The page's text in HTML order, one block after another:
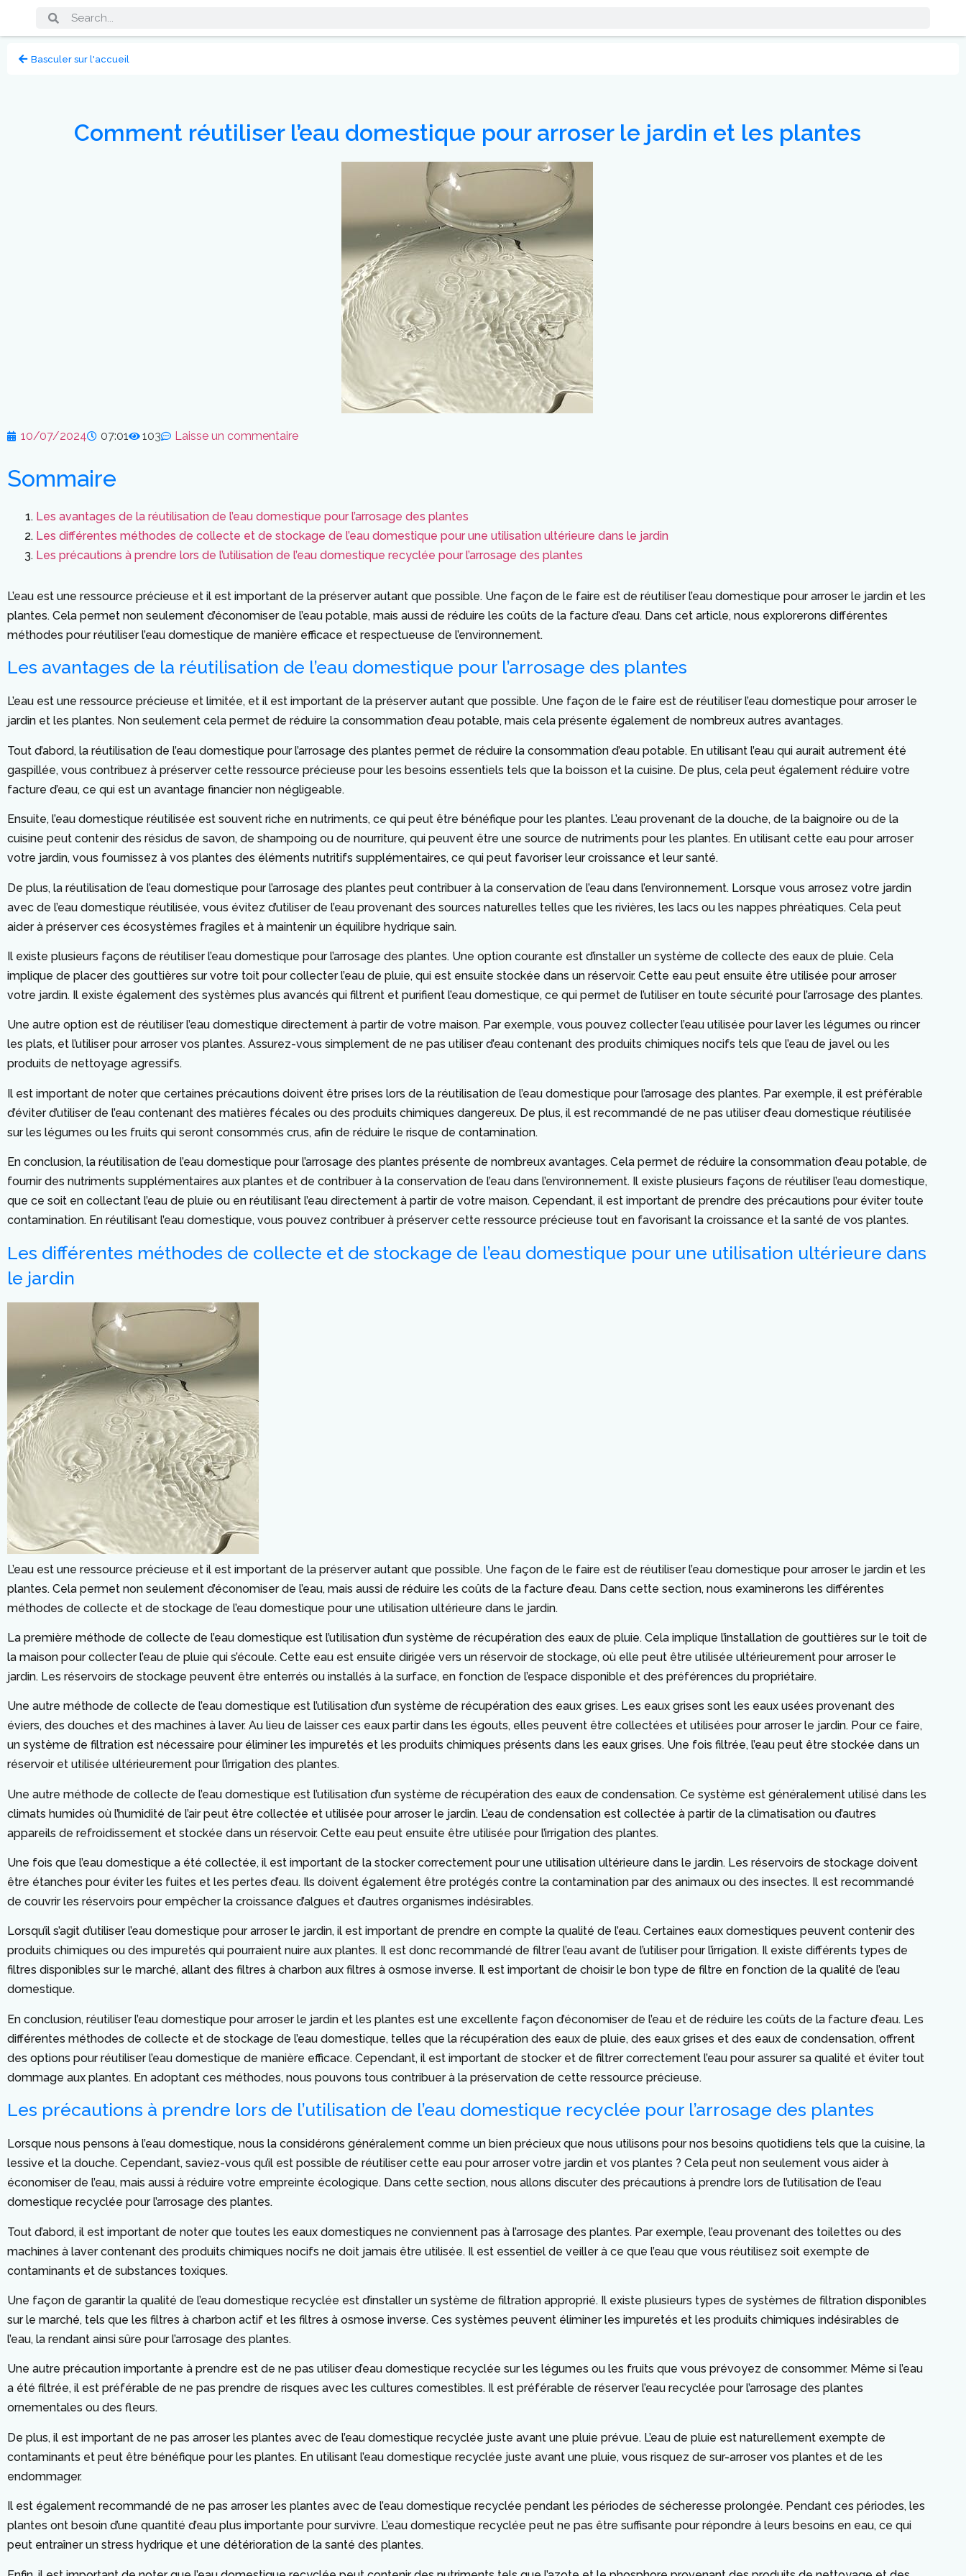
Basculer sur l'accueil
Comment réutiliser l’eau domestique pour arroser le jardin et les plantes
10/07/2024 07:01 103 Laisse un commentaire
Sommaire
Les avantages de la réutilisation de l’eau domestique pour l’arrosage des plantes
Les différentes méthodes de collecte et de stockage de l’eau domestique pour une utilisation ultérieure dans le jardin
Les précautions à prendre lors de l’utilisation de l’eau domestique recyclée pour l’arrosage des plantes
L’eau est une ressource précieuse et il est important de la préserver autant que possible. Une façon de le faire est de réutiliser l’eau domestique pour arroser le jardin et les
plantes. Cela permet non seulement d’économiser de l’eau potable, mais aussi de réduire les coûts de la facture d’eau. Dans cet article, nous explorerons différentes
méthodes pour réutiliser l’eau domestique de manière efficace et respectueuse de l’environnement.
Les avantages de la réutilisation de l’eau domestique pour l’arrosage des plantes
L’eau est une ressource précieuse et limitée, et il est important de la préserver autant que possible. Une façon de le faire est de réutiliser l’eau domestique pour arroser le
jardin et les plantes. Non seulement cela permet de réduire la consommation d’eau potable, mais cela présente également de nombreux autres avantages.
Tout d’abord, la réutilisation de l’eau domestique pour l’arrosage des plantes permet de réduire la consommation d’eau potable. En utilisant l’eau qui aurait autrement été
gaspillée, vous contribuez à préserver cette ressource précieuse pour les besoins essentiels tels que la boisson et la cuisine. De plus, cela peut également réduire votre
facture d’eau, ce qui est un avantage financier non négligeable.
Ensuite, l’eau domestique réutilisée est souvent riche en nutriments, ce qui peut être bénéfique pour les plantes. L’eau provenant de la douche, de la baignoire ou de la
cuisine peut contenir des résidus de savon, de shampoing ou de nourriture, qui peuvent être une source de nutriments pour les plantes. En utilisant cette eau pour arroser
votre jardin, vous fournissez à vos plantes des éléments nutritifs supplémentaires, ce qui peut favoriser leur croissance et leur santé.
De plus, la réutilisation de l’eau domestique pour l’arrosage des plantes peut contribuer à la conservation de l’eau dans l’environnement. Lorsque vous arrosez votre jardin
avec de l’eau domestique réutilisée, vous évitez d’utiliser de l’eau provenant des sources naturelles telles que les rivières, les lacs ou les nappes phréatiques. Cela peut
aider à préserver ces écosystèmes fragiles et à maintenir un équilibre hydrique sain.
Il existe plusieurs façons de réutiliser l’eau domestique pour l’arrosage des plantes. Une option courante est d’installer un système de collecte des eaux de pluie. Cela
implique de placer des gouttières sur votre toit pour collecter l’eau de pluie, qui est ensuite stockée dans un réservoir. Cette eau peut ensuite être utilisée pour arroser
votre jardin. Il existe également des systèmes plus avancés qui filtrent et purifient l’eau domestique, ce qui permet de l’utiliser en toute sécurité pour l’arrosage des plantes.
Une autre option est de réutiliser l’eau domestique directement à partir de votre maison. Par exemple, vous pouvez collecter l’eau utilisée pour laver les légumes ou rincer
les plats, et l’utiliser pour arroser vos plantes. Assurez-vous simplement de ne pas utiliser d’eau contenant des produits chimiques nocifs tels que l’eau de javel ou les
produits de nettoyage agressifs.
Il est important de noter que certaines précautions doivent être prises lors de la réutilisation de l’eau domestique pour l’arrosage des plantes. Par exemple, il est préférable
d’éviter d’utiliser de l’eau contenant des matières fécales ou des produits chimiques dangereux. De plus, il est recommandé de ne pas utiliser d’eau domestique réutilisée
sur les légumes ou les fruits qui seront consommés crus, afin de réduire le risque de contamination.
En conclusion, la réutilisation de l’eau domestique pour l’arrosage des plantes présente de nombreux avantages. Cela permet de réduire la consommation d’eau potable, de
fournir des nutriments supplémentaires aux plantes et de contribuer à la conservation de l’eau dans l’environnement. Il existe plusieurs façons de réutiliser l’eau domestique,
que ce soit en collectant l’eau de pluie ou en réutilisant l’eau directement à partir de votre maison. Cependant, il est important de prendre des précautions pour éviter toute
contamination. En réutilisant l’eau domestique, vous pouvez contribuer à préserver cette ressource précieuse tout en favorisant la croissance et la santé de vos plantes.
Les différentes méthodes de collecte et de stockage de l’eau domestique pour une utilisation ultérieure dans
le jardin
L’eau est une ressource précieuse et il est important de la préserver autant que possible. Une façon de le faire est de réutiliser l’eau domestique pour arroser le jardin et les
plantes. Cela permet non seulement d’économiser de l’eau, mais aussi de réduire les coûts de la facture d’eau. Dans cette section, nous examinerons les différentes
méthodes de collecte et de stockage de l’eau domestique pour une utilisation ultérieure dans le jardin.
La première méthode de collecte de l’eau domestique est l’utilisation d’un système de récupération des eaux de pluie. Cela implique l’installation de gouttières sur le toit de
la maison pour collecter l’eau de pluie qui s’écoule. Cette eau est ensuite dirigée vers un réservoir de stockage, où elle peut être utilisée ultérieurement pour arroser le
jardin. Les réservoirs de stockage peuvent être enterrés ou installés à la surface, en fonction de l’espace disponible et des préférences du propriétaire.
Une autre méthode de collecte de l’eau domestique est l’utilisation d’un système de récupération des eaux grises. Les eaux grises sont les eaux usées provenant des
éviers, des douches et des machines à laver. Au lieu de laisser ces eaux partir dans les égouts, elles peuvent être collectées et utilisées pour arroser le jardin. Pour ce faire,
un système de filtration est nécessaire pour éliminer les impuretés et les produits chimiques présents dans les eaux grises. Une fois filtrée, l’eau peut être stockée dans un
réservoir et utilisée ultérieurement pour l’irrigation des plantes.
Une autre méthode de collecte de l’eau domestique est l’utilisation d’un système de récupération des eaux de condensation. Ce système est généralement utilisé dans les
climats humides où l’humidité de l’air peut être collectée et utilisée pour arroser le jardin. L’eau de condensation est collectée à partir de la climatisation ou d’autres
appareils de refroidissement et stockée dans un réservoir. Cette eau peut ensuite être utilisée pour l’irrigation des plantes.
Une fois que l’eau domestique a été collectée, il est important de la stocker correctement pour une utilisation ultérieure dans le jardin. Les réservoirs de stockage doivent
être étanches pour éviter les fuites et les pertes d’eau. Ils doivent également être protégés contre la contamination par des animaux ou des insectes. Il est recommandé
de couvrir les réservoirs pour empêcher la croissance d’algues et d’autres organismes indésirables.
Lorsqu’il s’agit d’utiliser l’eau domestique pour arroser le jardin, il est important de prendre en compte la qualité de l’eau. Certaines eaux domestiques peuvent contenir des
produits chimiques ou des impuretés qui pourraient nuire aux plantes. Il est donc recommandé de filtrer l’eau avant de l’utiliser pour l’irrigation. Il existe différents types de
filtres disponibles sur le marché, allant des filtres à charbon aux filtres à osmose inverse. Il est important de choisir le bon type de filtre en fonction de la qualité de l’eau
domestique.
En conclusion, réutiliser l’eau domestique pour arroser le jardin et les plantes est une excellente façon d’économiser de l’eau et de réduire les coûts de la facture d’eau. Les
différentes méthodes de collecte et de stockage de l’eau domestique, telles que la récupération des eaux de pluie, des eaux grises et des eaux de condensation, offrent
des options pour réutiliser l’eau domestique de manière efficace. Cependant, il est important de stocker et de filtrer correctement l’eau pour assurer sa qualité et éviter tout
dommage aux plantes. En adoptant ces méthodes, nous pouvons tous contribuer à la préservation de cette ressource précieuse.
Les précautions à prendre lors de l’utilisation de l’eau domestique recyclée pour l’arrosage des plantes
Lorsque nous pensons à l’eau domestique, nous la considérons généralement comme un bien précieux que nous utilisons pour nos besoins quotidiens tels que la cuisine, la
lessive et la douche. Cependant, saviez-vous qu’il est possible de réutiliser cette eau pour arroser votre jardin et vos plantes ? Cela peut non seulement vous aider à
économiser de l’eau, mais aussi à réduire votre empreinte écologique. Dans cette section, nous allons discuter des précautions à prendre lors de l’utilisation de l’eau
domestique recyclée pour l’arrosage des plantes.
Tout d’abord, il est important de noter que toutes les eaux domestiques ne conviennent pas à l’arrosage des plantes. Par exemple, l’eau provenant des toilettes ou des
machines à laver contenant des produits chimiques nocifs ne doit jamais être utilisée. Il est essentiel de veiller à ce que l’eau que vous réutilisez soit exempte de
contaminants et de substances toxiques.
Une façon de garantir la qualité de l’eau domestique recyclée est d’installer un système de filtration approprié. Il existe plusieurs types de systèmes de filtration disponibles
sur le marché, tels que les filtres à charbon actif et les filtres à osmose inverse. Ces systèmes peuvent éliminer les impuretés et les produits chimiques indésirables de
l’eau, la rendant ainsi sûre pour l’arrosage des plantes.
Une autre précaution importante à prendre est de ne pas utiliser d’eau domestique recyclée sur les légumes ou les fruits que vous prévoyez de consommer. Même si l’eau
a été filtrée, il est préférable de ne pas prendre de risques avec les cultures comestibles. Il est préférable de réserver l’eau recyclée pour l’arrosage des plantes
ornementales ou des fleurs.
De plus, il est important de ne pas arroser les plantes avec de l’eau domestique recyclée juste avant une pluie prévue. L’eau de pluie est naturellement exempte de
contaminants et peut être bénéfique pour les plantes. En utilisant l’eau domestique recyclée juste avant une pluie, vous risquez de sur-arroser vos plantes et de les
endommager.
Il est également recommandé de ne pas arroser les plantes avec de l’eau domestique recyclée pendant les périodes de sécheresse prolongée. Pendant ces périodes, les
plantes ont besoin d’une quantité d’eau plus importante pour survivre. L’eau domestique recyclée peut ne pas être suffisante pour répondre à leurs besoins en eau, ce qui
peut entraîner un stress hydrique et une détérioration de la santé des plantes.